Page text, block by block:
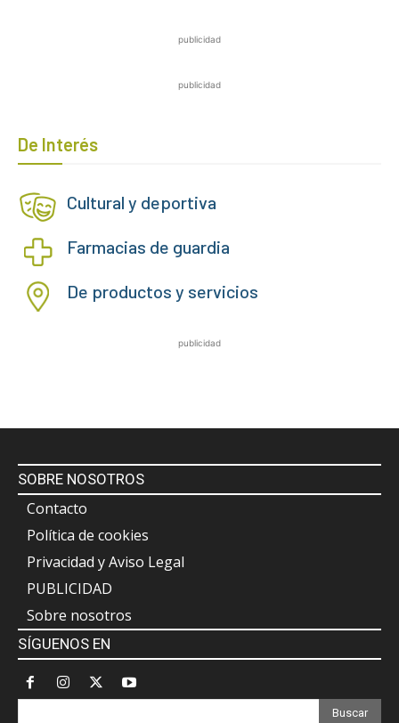
publicidad
publicidad
De Interés
Cultural y deportiva
Farmacias de guardia
De productos y servicios
publicidad
SOBRE NOSOTROS
Contacto
Política de cookies
Privacidad y Aviso Legal
PUBLICIDAD
Sobre nosotros
SÍGUENOS EN
Buscar